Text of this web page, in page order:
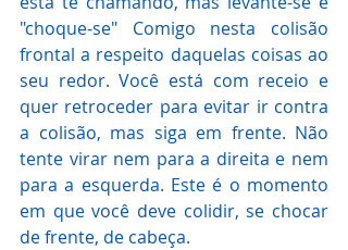
"choque-se" Comigo nesta colisão
frontal a respeito daquelas coisas ao
seu redor. Você está com receio e
quer retroceder para evitar ir contra
a colisão, mas siga em frente. Não
tente virar nem para a direita e nem
para a esquerda. Este é o momento
em que você deve colidir, se chocar
de frente, de cabeça.